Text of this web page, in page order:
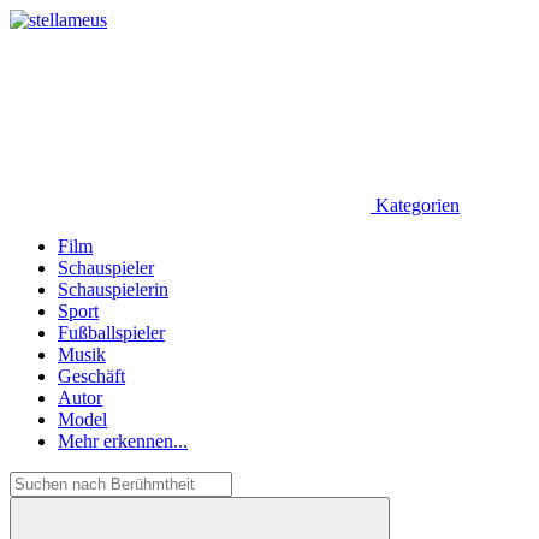
Kategorien
Film
Schauspieler
Schauspielerin
Sport
Fußballspieler
Musik
Geschäft
Autor
Model
Mehr erkennen...